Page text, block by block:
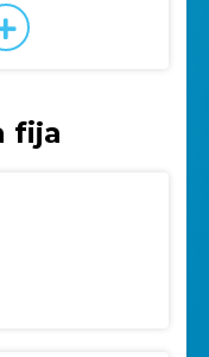
fija